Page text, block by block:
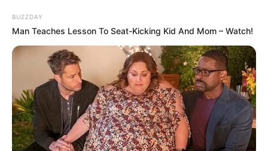
Angela Gilsha Haico Van der Veken
BUZZDAY
Man Teaches Lesson To Seat-Kicking Kid And Mom – Watch!